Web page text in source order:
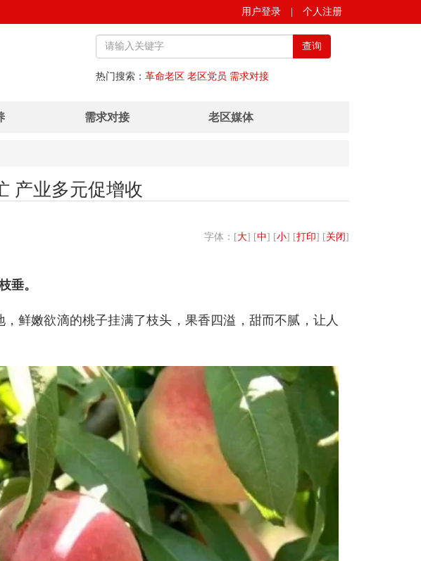
用户登录 个人注册
查询
热门搜索： 革命老区 老区党员 需求对接
需求对接 老区媒体
产业多元促增收
字体：[大] [中] [小] [打印] [关闭]
垂。
鲜嫩欲滴的桃子挂满了枝头，果香四溢，甜而不腻，让人